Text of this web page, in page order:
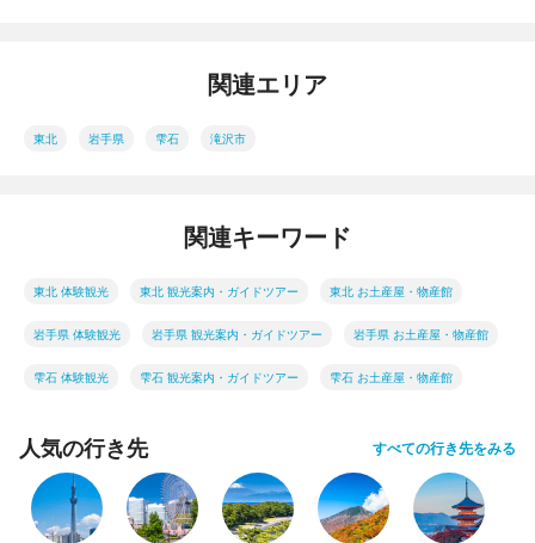
関連エリア
東北 岩手県 雫石 滝沢市
関連キーワード
東北 体験観光 東北 観光案内・ガイドツアー 東北 お土産屋・物産館
岩手県 体験観光 岩手県 観光案内・ガイドツアー 岩手県 お土産屋・物産館
雫石 体験観光 雫石 観光案内・ガイドツアー 雫石 お土産屋・物産館
人気の行き先 すべての行き先をみる